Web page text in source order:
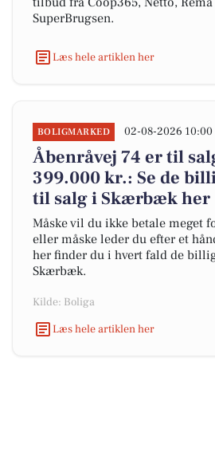
SuperBrugsen.
Læs hele artiklen her
BOLIGMARKED 02-08-2026 10:00
Åbenråvej 74 er til
399.000 kr.: Se de
til salg i Skærbæk her
Måske vil du ikke betale meget
eller måske leder du efter et
her finder du i hvert fald de
Skærbæk.
Kilde: Boliga
Læs hele artiklen her